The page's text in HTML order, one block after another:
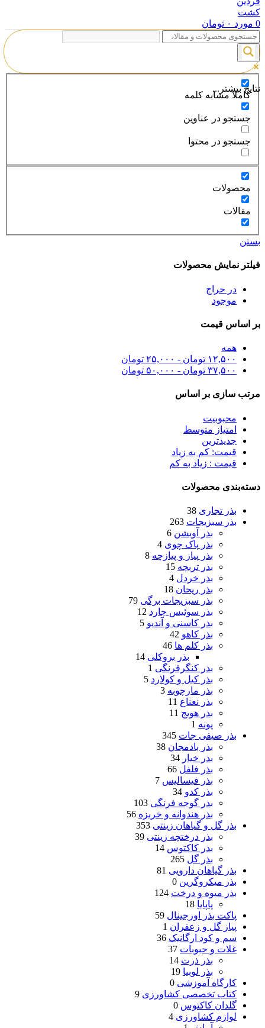
0 مورد ۰ تومان
نتایج بیشتر...
کاملا مشابه کلمه
جستجو در عناوین
جستجو در محتوا
محصولات
مقالات
بستن
فیلتر نمایش محصولات
در حراج
موجود
بر اساس قیمت
همه
۱۲,۵۰۰ تومان - ۲۵,۰۰۰ تومان
۳۷,۵۰۰ تومان - ۵۰,۰۰۰ تومان
مرتب سازی بر اساس
محبوبیت
امتیاز متوسط
جدیدترین
قیمت: کم به زیاد
قیمت : زیاد به کم
دسته‌بندی محصولات
بذر تجاری 38
بذر سبزیجات 263
بذر آویشن 6
بذر پاک چوی 4
بذر پیاز و پیازچه 8
بذر تربچه 15
بذر خردل 4
بذر ریحان 18
بذر سبزیجات برگی 79
بذر سوئیس چارد 12
بذر کاسنی و آندیو 5
بذر کاهو 42
بذر کلم ها 46
بذر بروکلی 14
بذر کنگرفرنگی 1
بذر کیل و کولارد 5
بذر مارچوبه 3
بذر نعناع 11
بذر هویج 11
پونه 1
بذر صیفی جات 345
بذر بادمجان 38
بذر خیار 34
بذر فلفل 66
بذر فیسالیس 7
بذر کدو 34
بذر گوجه فرنگی 103
بذر هندوانه و خربزه 56
بذر گل و گیاهان زینتی 353
بذر درختچه زینتی 39
بذر کاکتوس 14
بذر گل 265
بذر گیاهان دارویی 81
بذر میکروگرین 0
بذر میوه و درخت 124
پاپایا 18
پاکت بذر اورجینال 59
پیاز گل و زعفران 1
سم و کود ارگانیک 36
غلات و حبوبات 37
بذر ذرت 14
بذر لوبیا 19
کارگاه آموزشی 0
کتاب تخصصی کشاورزی 9
گلدان کاکتوس 0
لوازم کشاورزی 4